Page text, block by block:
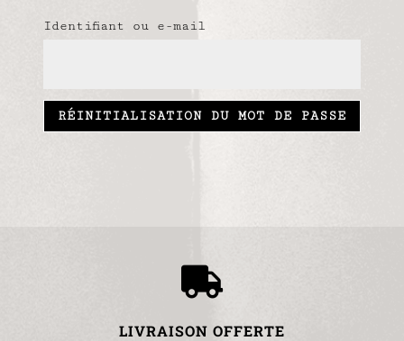
Identifiant ou e-mail
RÉINITIALISATION DU MOT DE PASSE

LIVRAISON OFFERTE